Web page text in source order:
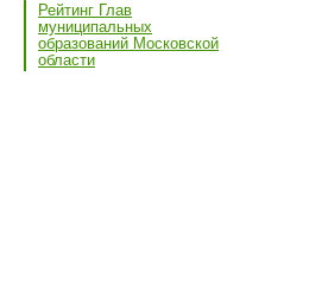
Рейтинг Глав
муниципальных
образований Московской
области